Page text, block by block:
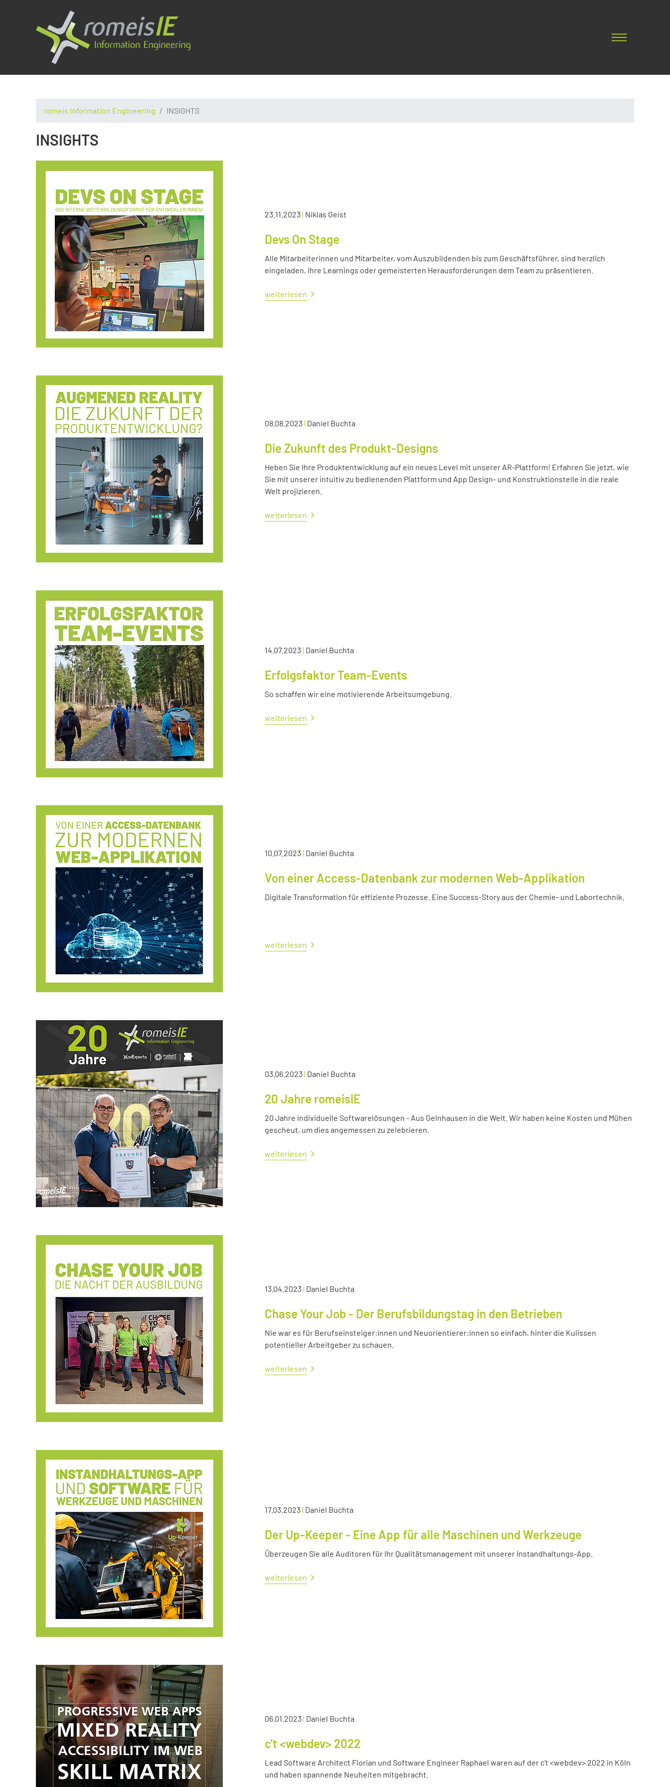
romeis Information Engineering INSIGHTS
INSIGHTS
23.11.2023| Niklas Geist
Devs On Stage
Alle Mitarbeiterinnen und Mitarbeiter, vom Auszubildenden bis zum Geschäftsführer, sind herzlich
eingeladen, ihre Learnings oder gemeisterten Herausforderungen dem Team zu präsentieren.
weiterlesen
08.08.2023| Daniel Buchta
Die Zukunft des Produkt-Designs
Heben Sie Ihre Produktentwicklung auf ein neues Level mit unserer AR-Plattform! Erfahren Sie jetzt, wie
Sie mit unserer intuitiv zu bedienenden Plattform und App Design- und Konstruktionsteile in die reale
Welt projizieren.
weiterlesen
14.07.2023| Daniel Buchta
Erfolgsfaktor Team-Events
So schaffen wir eine motivierende Arbeitsumgebung.
weiterlesen
10.07.2023| Daniel Buchta
Von einer Access-Datenbank zur modernen Web-Applikation
Digitale Transformation für effiziente Prozesse. Eine Success-Story aus der Chemie- und Labortechnik.
weiterlesen
03.06.2023| Daniel Buchta
20 Jahre romeisIE
20 Jahre individuelle Softwarelösungen - Aus Gelnhausen in die Welt. Wir haben keine Kosten und Mühen
gescheut, um dies angemessen zu zelebrieren.
weiterlesen
13.04.2023| Daniel Buchta
Chase Your Job - Der Berufsbildungstag in den Betrieben
Nie war es für Berufseinsteiger:innen und Neuorientierer:innen so einfach, hinter die Kulissen
potentieller Arbeitgeber zu schauen.
weiterlesen
17.03.2023| Daniel Buchta
Der Up-Keeper - Eine App für alle Maschinen und Werkzeuge
Überzeugen Sie alle Auditoren für Ihr Qualitätsmanagement mit unserer Instandhaltungs-App.
weiterlesen
06.01.2023| Daniel Buchta
c't <webdev> 2022
Lead Software Architect Florian und Software Engineer Raphael waren auf der c't <webdev> 2022 in Köln
und haben spannende Neuheiten mitgebracht.